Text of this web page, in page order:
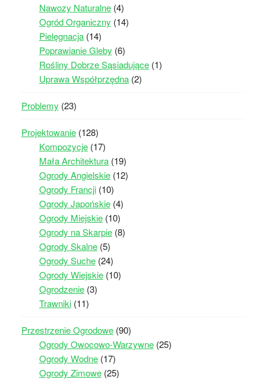
Nawozy Naturalne(4)
Ogród Organiczny (14)
Pielęgnacja(14)
Poprawianie Gleby (6)
Rośliny Dobrze Sąsiadujące(1)
Uprawa Współprzędna(2)
Problemy (23)
Projektowanie(128)
Kompozycje(17)
Mała Architektura(19)
Ogrody Angielskie(12)
Ogrody Francji(10)
Ogrody Japońskie(4)
Ogrody Miejskie(10)
Ogrody na Skarpie(8)
Ogrody Skalne(5)
Ogrody Suche(24)
Ogrody Wiejskie(10)
Ogrodzenie(3)
Trawniki(11)
Przestrzenie Ogrodowe(90)
Ogrody Owocowo-Warzywne(25)
Ogrody Wodne(17)
Ogrody Zimowe(25)